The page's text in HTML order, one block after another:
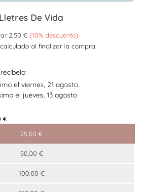
De Vida
2,50 € (10% descuento)
calculado al finalizar la compra.
el viernes, 21 agosto.
el jueves, 13 agosto
€
25,00 €
50,00 €
100,00 €